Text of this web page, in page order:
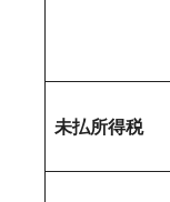
未払所得税